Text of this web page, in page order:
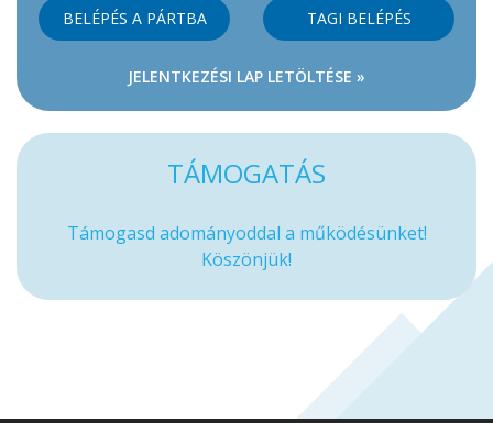
BELÉPÉS A PÁRTBA TAGI BELÉPÉS
JELENTKEZÉSI LAP LETÖLTÉSE »
TÁMOGATÁS
Támogasd adományoddal a működésünket!
Köszönjük!